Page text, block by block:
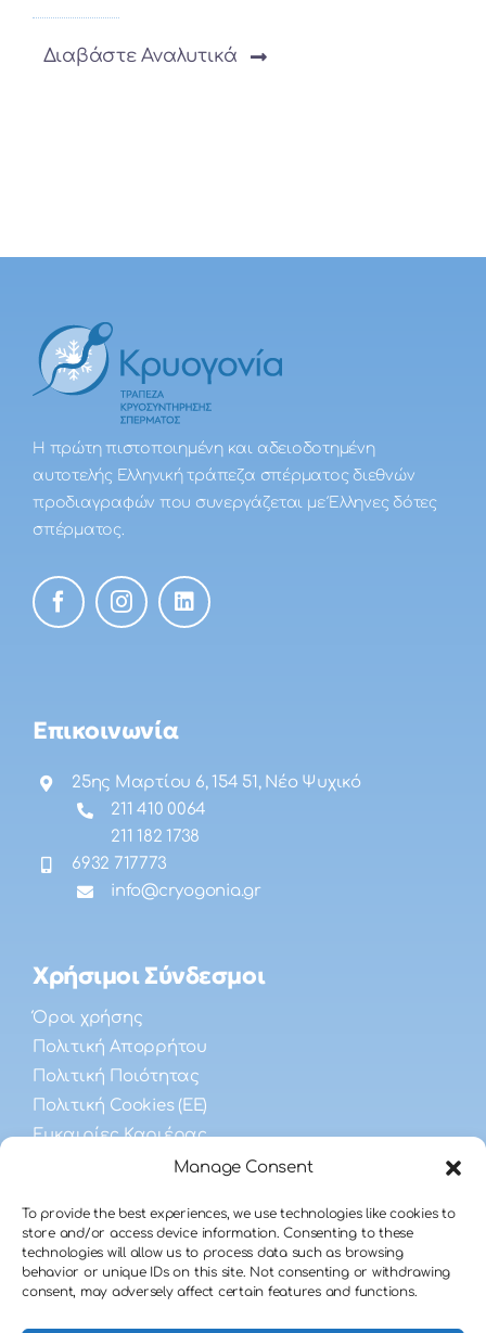
Manage Consent
To provide the best experiences, we use technologies like cookies to
store and/or access device information. Consenting to these
technologies will allow us to process data such as browsing
behavior or unique IDs on this site. Not consenting or withdrawing
consent, may adversely affect certain features and functions.
Διαβάστε Αναλυτικά
Η πρώτη πιστοποιημένη και αδειοδοτημένη
αυτοτελής Ελληνική τράπεζα σπέρματος διεθνών
προδιαγραφών που συνεργάζεται με Έλληνες δότες
σπέρματος.
Επικοινωνία
25ης Μαρτίου 6, 154 51, Νέο Ψυχικό
211 410 0064
211 182 1738
6932 717773
info@cryogonia.gr
Χρήσιμοι Σύνδεσμοι
Όροι χρήσης
Πολιτική Απορρήτου
Πολιτική Ποιότητας
Πολιτική Cookies (ΕΕ)
Ευκαιρίες Καριέρας
Συχνές Ερωτήσεις
Λήψης Σπέρματος
Ανδρικής Γονιμότητας